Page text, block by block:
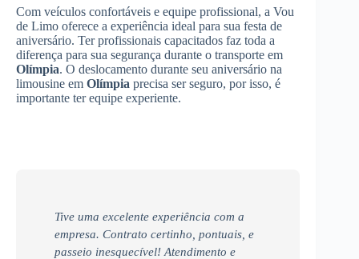
Com veículos confortáveis e equipe profissional, a Vou
de Limo oferece a experiência ideal para sua festa de
aniversário. Ter profissionais capacitados faz toda a
diferença para sua segurança durante o transporte em
Olímpia. O deslocamento durante seu aniversário na
limousine em Olímpia precisa ser seguro, por isso, é
importante ter equipe experiente.
Tive uma excelente experiência com a
empresa. Contrato certinho, pontuais, e
passeio inesquecível! Atendimento e